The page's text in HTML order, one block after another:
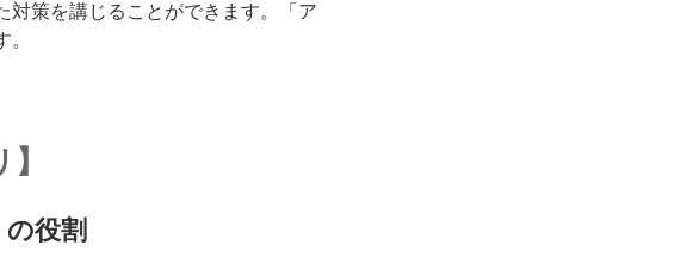
対策を講じることができます。「ア
役割